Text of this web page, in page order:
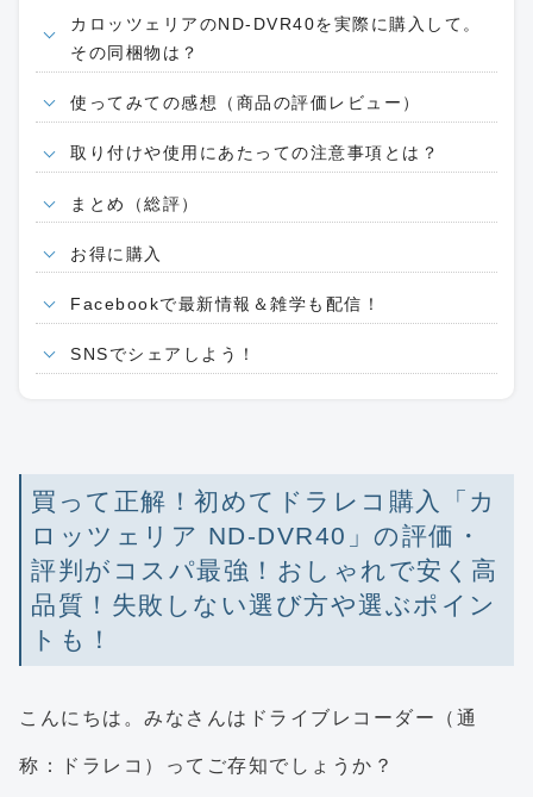
カロッツェリアのND-DVR40を実際に購入して。
その同梱物は？
使ってみての感想（商品の評価レビュー）
取り付けや使用にあたっての注意事項とは？
まとめ（総評）
お得に購入
Facebookで最新情報＆雑学も配信！
SNSでシェアしよう！
買って正解！初めてドラレコ購入「カ
ロッツェリア ND-DVR40」の評価・
評判がコスパ最強！おしゃれで安く高
品質！失敗しない選び方や選ぶポイン
トも！
こんにちは。みなさんはドライブレコーダー（通
称：ドラレコ）ってご存知でしょうか？